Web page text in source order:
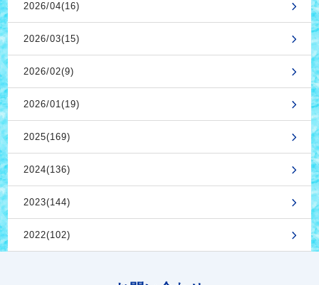
2026/04(16)
2026/03(15)
2026/02(9)
2026/01(19)
2025(169)
2024(136)
2023(144)
2022(102)